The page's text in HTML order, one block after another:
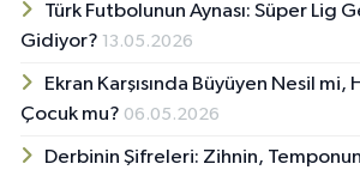
Türk Futbolunun Aynası: Süper Lig
Gidiyor? 13.05.2026
Ekran Karşısında Büyüyen Nesil
Çocuk mu? 06.05.2026
Derbinin Şifreleri: Zihnin,